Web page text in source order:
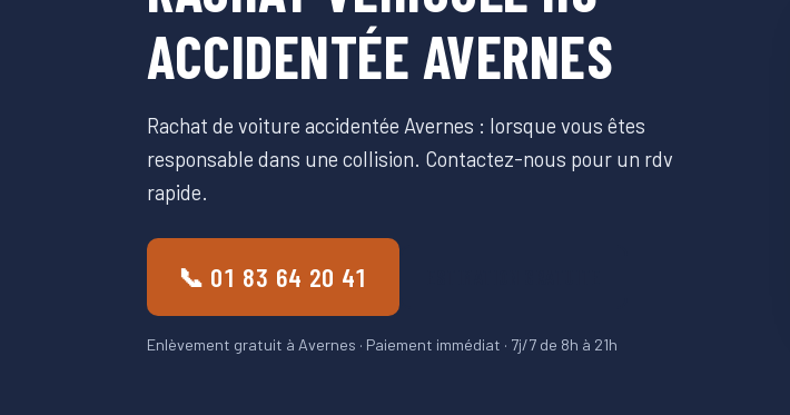
ACCIDENTÉE AVERNES
Rachat de voiture accidentée Avernes : lorsque vous êtes
responsable dans une collision. Contactez-nous pour un rdv
rapide.
📞 01 83 64 20 41
Enlèvement gratuit à Avernes · Paiement immédiat · 7j/7 de 8h à 21h